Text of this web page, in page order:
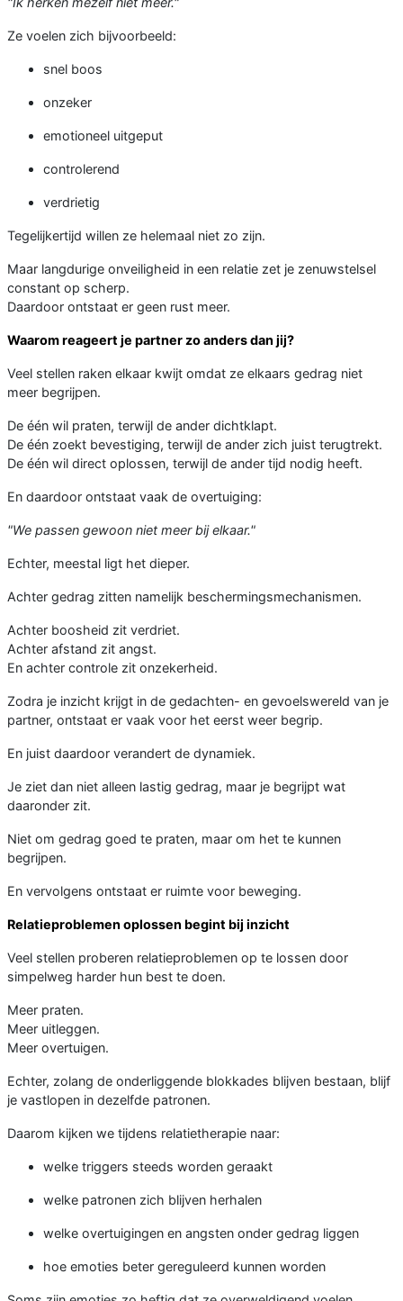
Ze voelen zich bijvoorbeeld:
snel boos
onzeker
emotioneel uitgeput
controlerend
verdrietig
Tegelijkertijd willen ze helemaal niet zo zijn.
Maar langdurige onveiligheid in een relatie zet je zenuwstelsel
constant op scherp.
Daardoor ontstaat er geen rust meer.
Waarom reageert je partner zo anders dan jij?
Veel stellen raken elkaar kwijt omdat ze elkaars gedrag niet
meer begrijpen.
De één wil praten, terwijl de ander dichtklapt.
De één zoekt bevestiging, terwijl de ander zich juist terugtrekt.
De één wil direct oplossen, terwijl de ander tijd nodig heeft.
En daardoor ontstaat vaak de overtuiging:
"We passen gewoon niet meer bij elkaar."
Echter, meestal ligt het dieper.
Achter gedrag zitten namelijk beschermingsmechanismen.
Achter boosheid zit verdriet.
Achter afstand zit angst.
En achter controle zit onzekerheid.
Zodra je inzicht krijgt in de gedachten- en gevoelswereld van je
partner, ontstaat er vaak voor het eerst weer begrip.
En juist daardoor verandert de dynamiek.
Je ziet dan niet alleen lastig gedrag, maar je begrijpt wat
daaronder zit.
Niet om gedrag goed te praten, maar om het te kunnen
begrijpen.
En vervolgens ontstaat er ruimte voor beweging.
Relatieproblemen oplossen begint bij inzicht
Veel stellen proberen relatieproblemen op te lossen door
simpelweg harder hun best te doen.
Meer praten.
Meer uitleggen.
Meer overtuigen.
Echter, zolang de onderliggende blokkades blijven bestaan, blijf
je vastlopen in dezelfde patronen.
Daarom kijken we tijdens relatietherapie naar:
welke triggers steeds worden geraakt
welke patronen zich blijven herhalen
welke overtuigingen en angsten onder gedrag liggen
hoe emoties beter gereguleerd kunnen worden